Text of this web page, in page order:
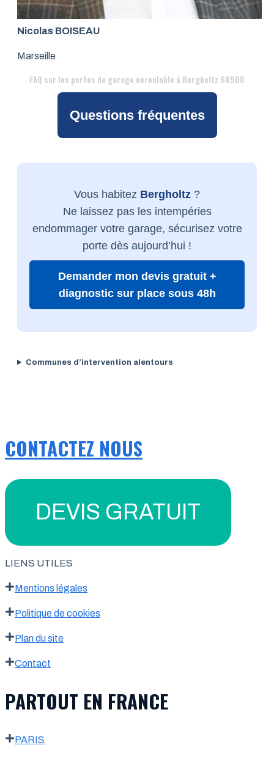
Nicolas BOISEAU
Marseille
FAQ sur les portes de garage enroulable à Bergholtz 68500
Questions fréquentes
Vous habitez Bergholtz ?
Ne laissez pas les intempéries
endommager votre garage, sécurisez votre
porte dès aujourd’hui !
Demander mon devis gratuit +
diagnostic sur place sous 48h
Communes d’intervention alentours
CONTACTEZ NOUS
DEVIS GRATUIT
LIENS UTILES
Mentions légales
Politique de cookies
Plan du site
Contact
PARTOUT EN FRANCE
PARIS